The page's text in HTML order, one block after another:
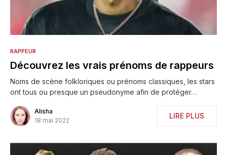
RAPPEUR
Découvrez les vrais prénoms de rappeurs
Noms de scène folkloriques ou prénoms classiques, les stars
ont tous ou presque un pseudonyme afin de protéger…
Alisha
18 mai 2022
LIRE PLUS